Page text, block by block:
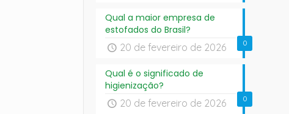
0
Qual a maior empresa de
estofados do Brasil?
20 de fevereiro de 2026
0
Qual é o significado de
higienização?
20 de fevereiro de 2026